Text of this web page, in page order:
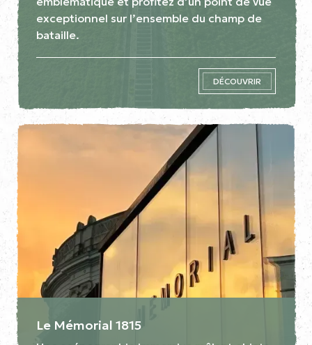
exceptionnel sur l’ensemble du champ de
bataille.
DÉCOUVRIR
Le Mémorial 1815